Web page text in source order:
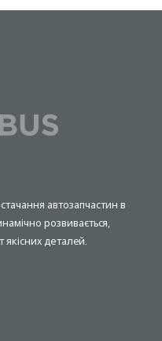
автозапчастин в
розвивається,
деталей.